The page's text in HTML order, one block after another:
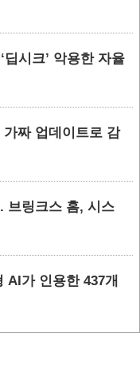
시크’ 악용한 자율
짜 업데이트로 감
브링크스 홈, 시스
AI가 인용한 437개